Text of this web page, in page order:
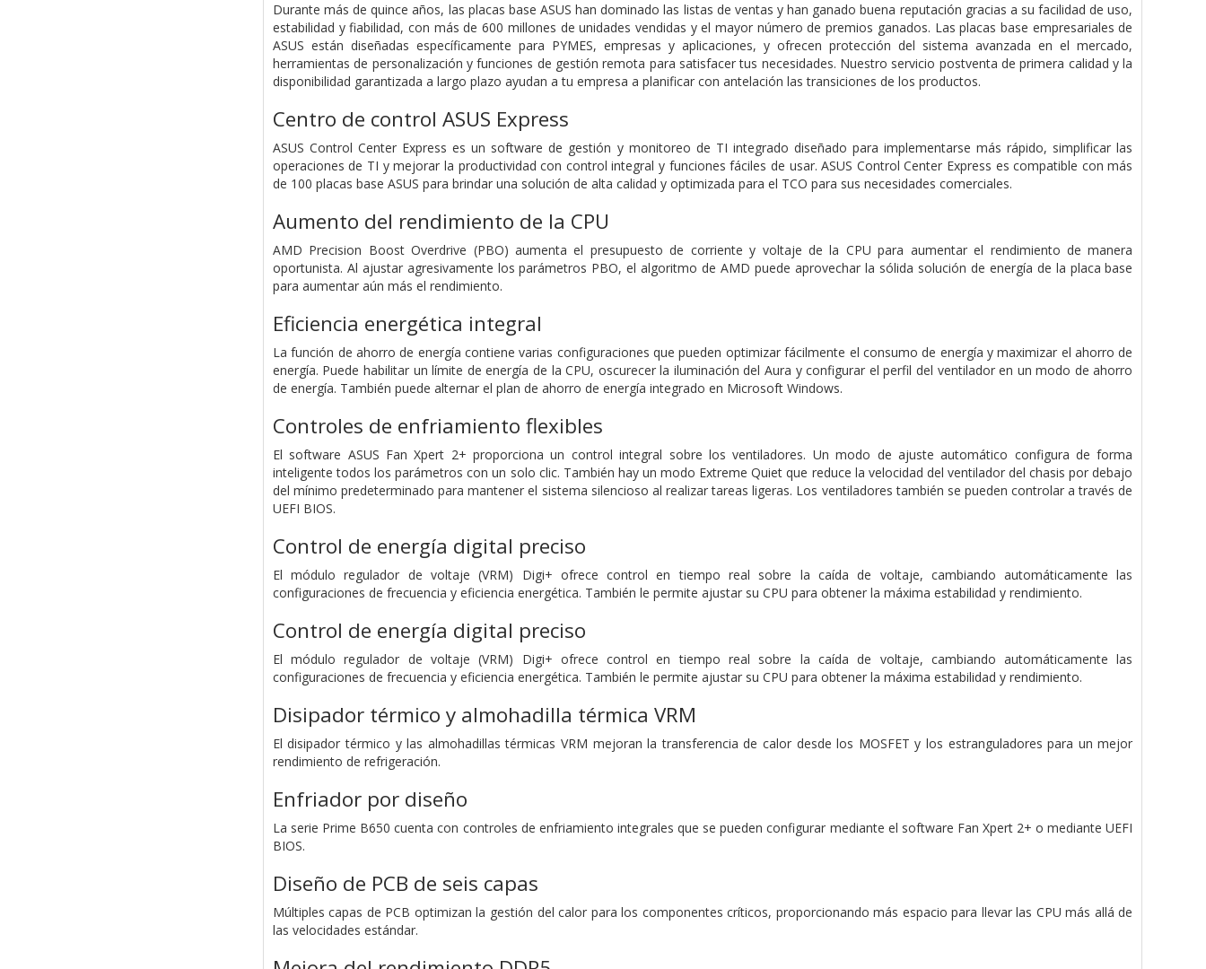
Durante más de quince años, las placas base ASUS han dominado las listas de ventas y han ganado buena reputación gracias a su facilidad de uso,
estabilidad y fiabilidad, con más de 600 millones de unidades vendidas y el mayor número de premios ganados. Las placas base empresariales de
ASUS están diseñadas específicamente para PYMES, empresas y aplicaciones, y ofrecen protección del sistema avanzada en el mercado,
herramientas de personalización y funciones de gestión remota para satisfacer tus necesidades. Nuestro servicio postventa de primera calidad y la
disponibilidad garantizada a largo plazo ayudan a tu empresa a planificar con antelación las transiciones de los productos.
Centro de control ASUS Express
ASUS Control Center Express es un software de gestión y monitoreo de TI integrado diseñado para implementarse más rápido, simplificar las
operaciones de TI y mejorar la productividad con control integral y funciones fáciles de usar. ASUS Control Center Express es compatible con más
de 100 placas base ASUS para brindar una solución de alta calidad y optimizada para el TCO para sus necesidades comerciales.
Aumento del rendimiento de la CPU
AMD Precision Boost Overdrive (PBO) aumenta el presupuesto de corriente y voltaje de la CPU para aumentar el rendimiento de manera
oportunista. Al ajustar agresivamente los parámetros PBO, el algoritmo de AMD puede aprovechar la sólida solución de energía de la placa base
para aumentar aún más el rendimiento.
Eficiencia energética integral
La función de ahorro de energía contiene varias configuraciones que pueden optimizar fácilmente el consumo de energía y maximizar el ahorro de
energía. Puede habilitar un límite de energía de la CPU, oscurecer la iluminación del Aura y configurar el perfil del ventilador en un modo de ahorro
de energía. También puede alternar el plan de ahorro de energía integrado en Microsoft Windows.
Controles de enfriamiento flexibles
El software ASUS Fan Xpert 2+ proporciona un control integral sobre los ventiladores. Un modo de ajuste automático configura de forma
inteligente todos los parámetros con un solo clic. También hay un modo Extreme Quiet que reduce la velocidad del ventilador del chasis por debajo
del mínimo predeterminado para mantener el sistema silencioso al realizar tareas ligeras. Los ventiladores también se pueden controlar a través de
UEFI BIOS.
Control de energía digital preciso
El módulo regulador de voltaje (VRM) Digi+ ofrece control en tiempo real sobre la caída de voltaje, cambiando automáticamente las
configuraciones de frecuencia y eficiencia energética. También le permite ajustar su CPU para obtener la máxima estabilidad y rendimiento.
Control de energía digital preciso
El módulo regulador de voltaje (VRM) Digi+ ofrece control en tiempo real sobre la caída de voltaje, cambiando automáticamente las
configuraciones de frecuencia y eficiencia energética. También le permite ajustar su CPU para obtener la máxima estabilidad y rendimiento.
Disipador térmico y almohadilla térmica VRM
El disipador térmico y las almohadillas térmicas VRM mejoran la transferencia de calor desde los MOSFET y los estranguladores para un mejor
rendimiento de refrigeración.
Enfriador por diseño
La serie Prime B650 cuenta con controles de enfriamiento integrales que se pueden configurar mediante el software Fan Xpert 2+ o mediante UEFI
BIOS.
Diseño de PCB de seis capas
Múltiples capas de PCB optimizan la gestión del calor para los componentes críticos, proporcionando más espacio para llevar las CPU más allá de
las velocidades estándar.